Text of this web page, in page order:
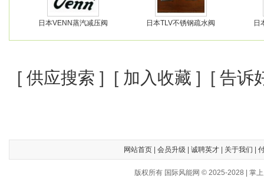
日本VENN蒸汽减压阀 日本TLV不锈钢疏水阀 日
[ 供应搜索 ] [ 加入收藏 ] [ 告诉
网站首页| 会员升级 诚聘英才| 关于我们
版权所有 国际风能网 © 2025-2028 | 掌